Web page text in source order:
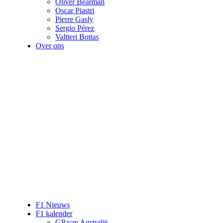
Oliver Bearman
Oscar Piastri
Pierre Gasly
Sergio Pérez
Valtteri Bottas
Over ons
F1 Nieuws
F1 kalender